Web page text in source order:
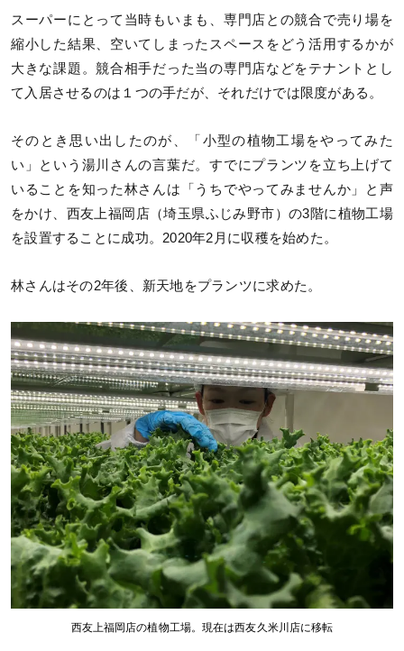
スーパーにとって当時もいまも、専門店との競合で売り場を
縮小した結果、空いてしまったスペースをどう活用するかが
大きな課題。競合相手だった当の専門店などをテナントとし
て入居させるのは１つの手だが、それだけでは限度がある。
そのとき思い出したのが、「小型の植物工場をやってみた
い」という湯川さんの言葉だ。すでにプランツを立ち上げて
いることを知った林さんは「うちでやってみませんか」と声
をかけ、西友上福岡店（埼玉県ふじみ野市）の3階に植物工場
を設置することに成功。2020年2月に収穫を始めた。
林さんはその2年後、新天地をプランツに求めた。
西友上福岡店の植物工場。現在は西友久米川店に移転